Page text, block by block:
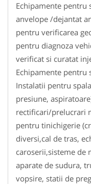
Echipamente pentru
anvelope /dejantat
pentru verificarea
pentru diagnoza
verificat si curatat
Echipamente pentru
Instalatii pentru
presiune,
rectificari/prelucrari
pentru tinichigerie
diversi,cal de tras,
caroserii,sisteme de
aparate de sudura,
vopsire, statii de